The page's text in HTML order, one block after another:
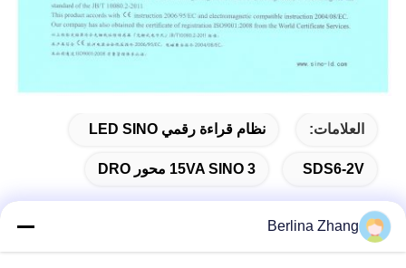
العلامات: نظام قراءة رقمي LED SINO
SDS6-2V 15VA SINO 3 محور DRO
Berlina Zhang